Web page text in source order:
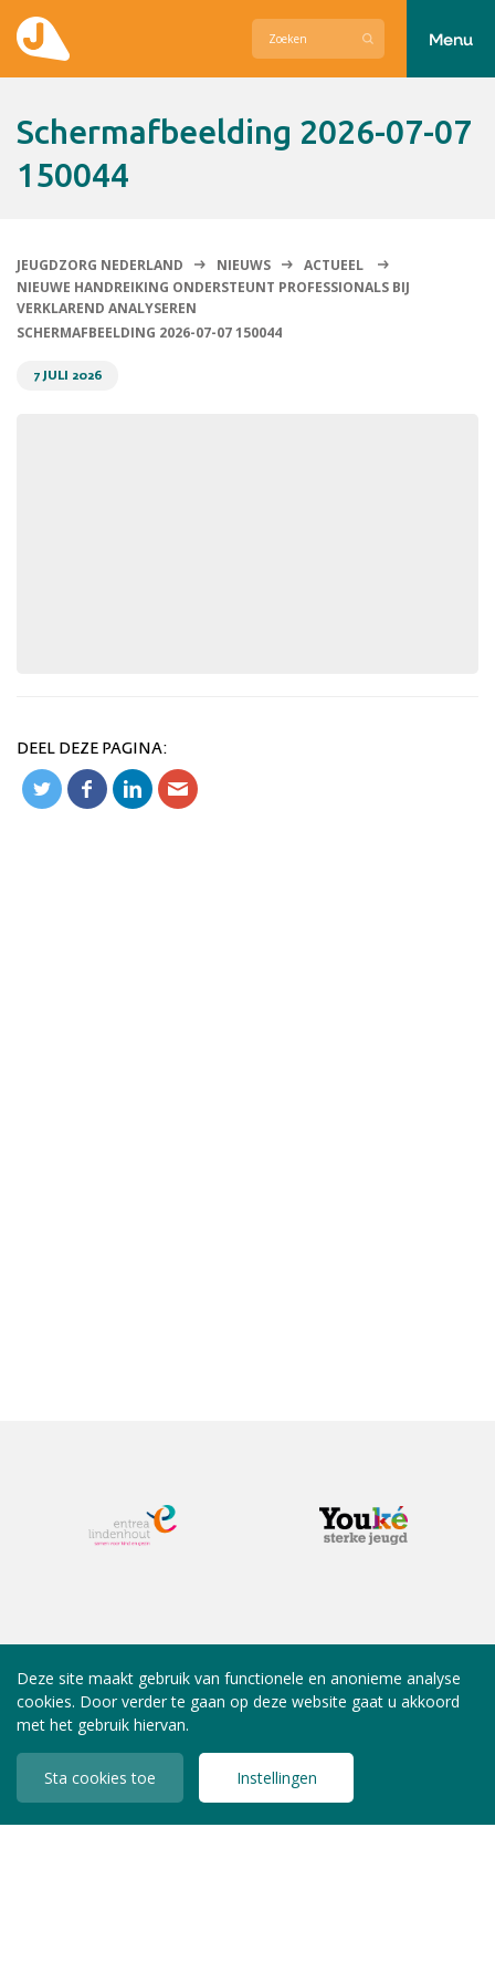
Contact
Menu
Schermafbeelding 2026-07-07
150044
JEUGDZORG NEDERLAND NIEUWS
ACTUEEL
NIEUWE HANDREIKING ONDERSTEUNT PROFESSIONALS BIJ
VERKLAREND ANALYSEREN
SCHERMAFBEELDING 2026-07-07 150044
7 JULI 2026
DEEL DEZE PAGINA:
Deze site maakt gebruik van functionele en anonieme analyse
cookies. Door verder te gaan op deze website gaat u akkoord
met het gebruik hiervan.
Sta cookies toe Instellingen